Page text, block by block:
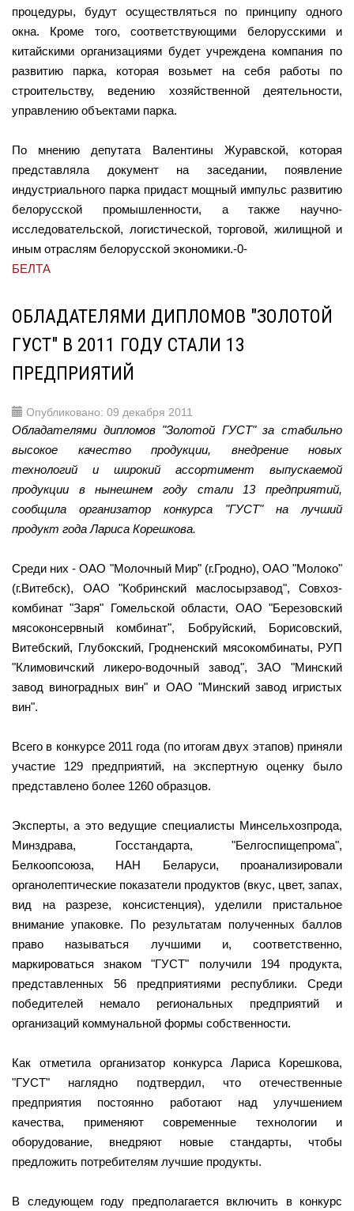
процедуры, будут осуществляться по принципу одного
окна. Кроме того, соответствующими белорусскими и
китайскими организациями будет учреждена компания по
развитию парка, которая возьмет на себя работы по
строительству, ведению хозяйственной деятельности,
управлению объектами парка.
По мнению депутата Валентины Журавской, которая
представляла документ на заседании, появление
индустриального парка придаст мощный импульс развитию
белорусской промышленности, а также научно-
исследовательской, логистической, торговой, жилищной и
иным отраслям белорусской экономики.-0-
БЕЛТА
ОБЛАДАТЕЛЯМИ ДИПЛОМОВ "ЗОЛОТОЙ
ГУСТ" В 2011 ГОДУ СТАЛИ 13
ПРЕДПРИЯТИЙ
Опубликовано: 09 декабря 2011
Обладателями дипломов "Золотой ГУСТ" за стабильно
высокое качество продукции, внедрение новых
технологий и широкий ассортимент выпускаемой
продукции в нынешнем году стали 13 предприятий,
сообщила организатор конкурса "ГУСТ" на лучший
продукт года Лариса Корешкова.
Среди них - ОАО "Молочный Мир" (г.Гродно), ОАО "Молоко"
(г.Витебск), ОАО "Кобринский маслосырзавод", Совхоз-
комбинат "Заря" Гомельской области, ОАО "Березовский
мясоконсервный комбинат", Бобруйский, Борисовский,
Витебский, Глубокский, Гродненский мясокомбинаты, РУП
"Климовичский ликеро-водочный завод", ЗАО "Минский
завод виноградных вин" и ОАО "Минский завод игристых
вин".
Всего в конкурсе 2011 года (по итогам двух этапов) приняли
участие 129 предприятий, на экспертную оценку было
представлено более 1260 образцов.
Эксперты, а это ведущие специалисты Минсельхозпрода,
Минздрава, Госстандарта, "Белгоспищепрома",
Белкоопсоюза, НАН Беларуси, проанализировали
органолептические показатели продуктов (вкус, цвет, запах,
вид на разрезе, консистенция), уделили пристальное
внимание упаковке. По результатам полученных баллов
право называться лучшими и, соответственно,
маркироваться знаком "ГУСТ" получили 194 продукта,
представленных 56 предприятиями республики. Среди
победителей немало региональных предприятий и
организаций коммунальной формы собственности.
Как отметила организатор конкурса Лариса Корешкова,
"ГУСТ" наглядно подтвердил, что отечественные
предприятия постоянно работают над улучшением
качества, применяют современные технологии и
оборудование, внедряют новые стандарты, чтобы
предложить потребителям лучшие продукты.
В следующем году предполагается включить в конкурс